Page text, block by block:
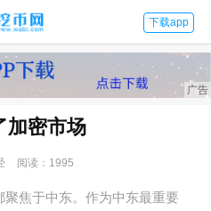
下载app
加密市场
阅读：1995
焦于中东。作为中东最重要